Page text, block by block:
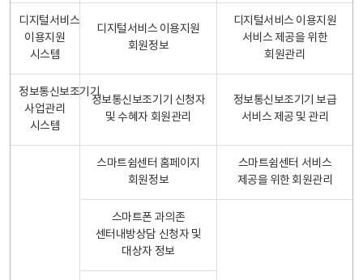
디지털서비스
이용지원
시스템
디지털서비스 이용지원
회원정보
디지털서비스 이용지원
서비스 제공을 위한
회원관리
정보통신보조기기
사업관리
시스템
정보통신보조기기 신청자
및 수혜자 회원관리
정보통신보조기기 보급
서비스 제공 및 관리
스마트쉼센터 홈페이지
회원정보
스마트쉼센터 서비스
제공을 위한 회원관리
스마트폰 과의존
센터내방상담 신청자 및
대상자 정보